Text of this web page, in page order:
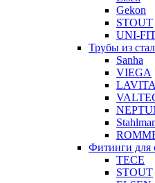
Gekon
STOUT
UNI-
Трубы из
Sanha
VIEGA
LAVITA
Фитинги для
TECE
STOUT